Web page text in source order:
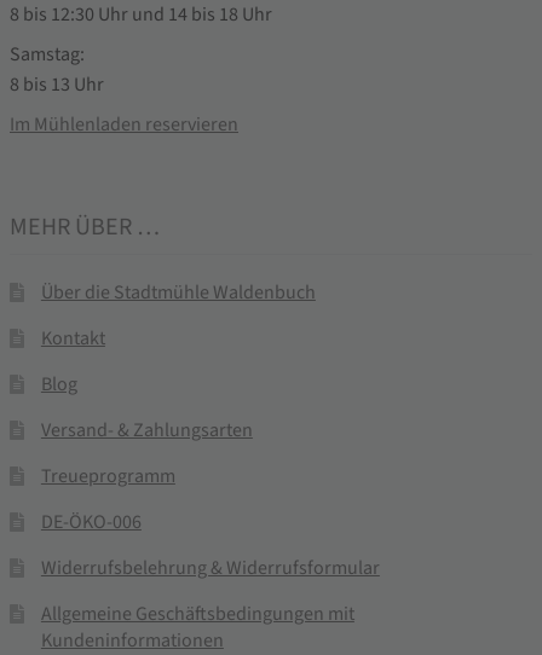
8 bis 12:30 Uhr und 14 bis 18 Uhr
Samstag:
8 bis 13 Uhr
Im Mühlenladen reservieren
MEHR ÜBER …
Über die Stadtmühle Waldenbuch
Kontakt
Blog
Versand- & Zahlungsarten
Treueprogramm
DE-ÖKO-006
Widerrufsbelehrung & Widerrufsformular
Allgemeine Geschäftsbedingungen mit
Kundeninformationen